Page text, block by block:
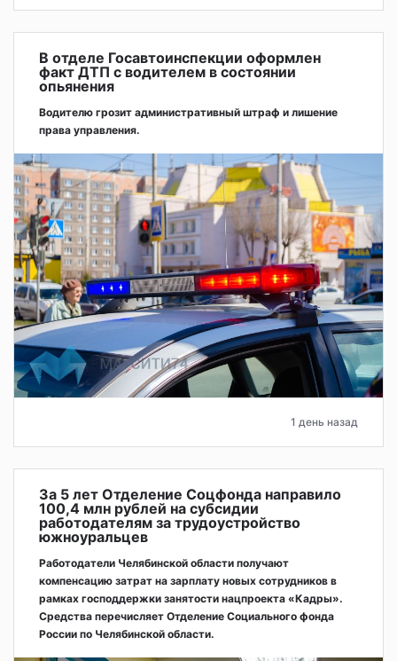
В отделе Госавтоинспекции оформлен
факт ДТП с водителем в состоянии
опьянения
Водителю грозит административный штраф и лишение
права управления.
1 день назад
За 5 лет Отделение Соцфонда направило
100,4 млн рублей на субсидии
работодателям за трудоустройство
южноуральцев
Работодатели Челябинской области получают
компенсацию затрат на зарплату новых сотрудников в
рамках господдержки занятости нацпроекта «Кадры».
Средства перечисляет Отделение Социального фонда
России по Челябинской области.